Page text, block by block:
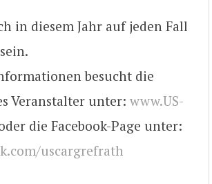
in diesem Jahr auf jeden Fall
besucht die
Veranstalter unter: www.US-
die Facebook-Page unter:
uscargrefrath